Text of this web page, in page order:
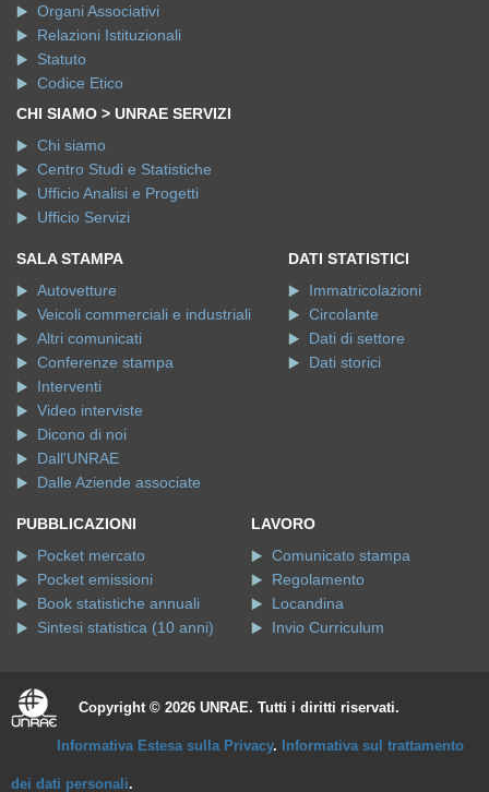
Organi Associativi
Relazioni Istituzionali
Statuto
Codice Etico
CHI SIAMO > UNRAE SERVIZI
Chi siamo
Centro Studi e Statistiche
Ufficio Analisi e Progetti
Ufficio Servizi
SALA STAMPA
Autovetture
Veicoli commerciali e industriali
Altri comunicati
Conferenze stampa
Interventi
Video interviste
Dicono di noi
Dall'UNRAE
Dalle Aziende associate
DATI STATISTICI
Immatricolazioni
Circolante
Dati di settore
Dati storici
PUBBLICAZIONI
Pocket mercato
Pocket emissioni
Book statistiche annuali
Sintesi statistica (10 anni)
LAVORO
Comunicato stampa
Regolamento
Locandina
Invio Curriculum
Copyright © 2026 UNRAE. Tutti i diritti riservati.
Informativa Estesa sulla Privacy. Informativa sul trattamento
dei dati personali.